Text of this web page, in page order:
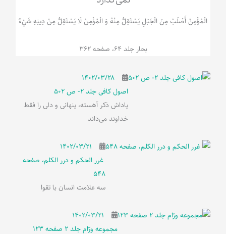
الْمُؤْمِنُ‌ أَصْلَبُ‌ مِنَ‌ الْجَبَلِ‌ یَسْتَقِلُّ مِنْهُ وَ الْمُؤْمِنُ لَا يَسْتَقِلُّ مِنْ دِينِهِ شَيْ‌ءٌ
بحار جلد 64، صفحه 362
۱۴۰۲/۰۳/۲۸
اصول کافی جلد 2- ص 502
پاداش ذکر آهسته، پنهانی و دلی را فقط
خداوند می‌داند
۱۴۰۲/۰۳/۲۱
غرر الحکم و درر الکلم، صفحه
548
سه علامت انسان با تقوا
۱۴۰۲/۰۳/۲۱
مجموعه ورّام جلد 2 صفحه 123